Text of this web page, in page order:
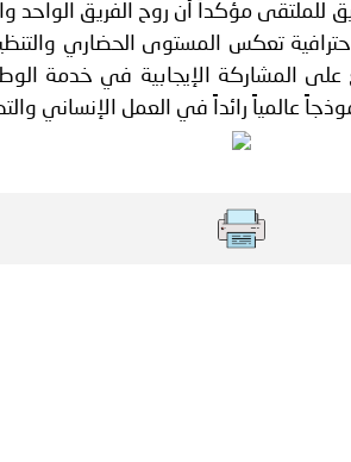
للملتقى مؤكداً أن روح الفريق الواحد
تعكس المستوى الحضاري
على المشاركة الإيجابية في خدمة
عالمياً رائداً في العمل الإنساني